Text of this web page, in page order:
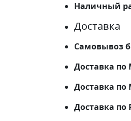
Наличный
Доставка
Самовывоз
Доставка по
Доставка
Доставка по